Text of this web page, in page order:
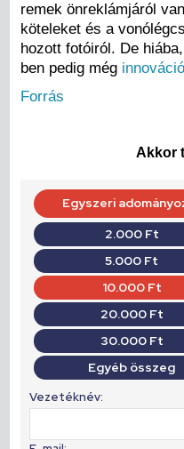
remek önreklámjáról
köteleket és a
hozott fotóiról. De
ben pedig még
Forrás
Akkor